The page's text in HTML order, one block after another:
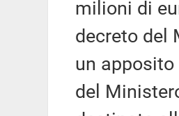
milioni di
decreto del
un
del